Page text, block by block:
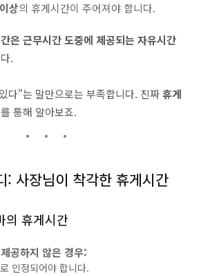
상의 휴게시간이 주어져야 합니다.
은 근무시간 도중에 제공되는 자유시간
.
다"는 말만으로는 부족합니다. 진짜휴게
통해 알아보죠.
: 사장님이 착각한 휴게시간
의 휴게시간
공하지 않은 경우:
인정되어야 합니다.